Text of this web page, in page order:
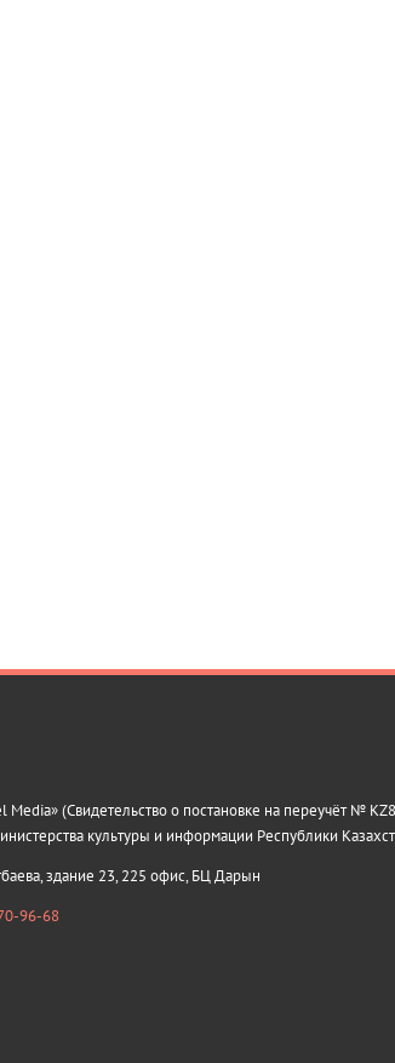
(Свидетельство о постановке на переучёт №
культуры и информации Республики
здание 23, 225 офис, БЦ Дарын
96-68